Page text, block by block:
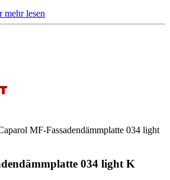
beschichtet und besitzt das Format 120
tragfähige mineralische Untergründe
verdübelt.
Euroklasse A1
0,034 W/(mK)
MF-Fassadendämmplatte 034 light
034 light K